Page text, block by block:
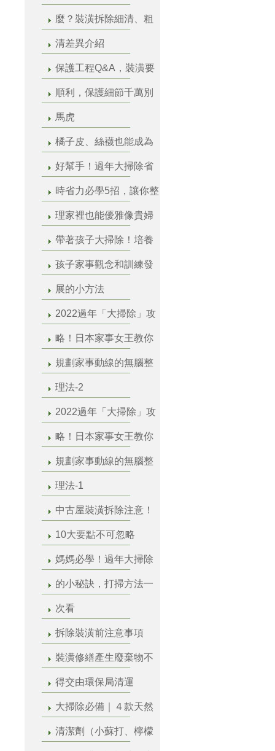
麼？裝潢拆除細清、粗
清差異介紹
保護工程Q&A，裝潢要
順利，保護細節千萬別
馬虎
橘子皮、絲襪也能成為
好幫手！過年大掃除省
時省力必學5招，讓你整
理家裡也能優雅像貴婦
帶著孩子大掃除！培養
孩子家事觀念和訓練發
展的小方法
2022過年「大掃除」攻
略！日本家事女王教你
規劃家事動線的無腦整
理法-2
2022過年「大掃除」攻
略！日本家事女王教你
規劃家事動線的無腦整
理法-1
中古屋裝潢拆除注意！
10大要點不可忽略
媽媽必學！過年大掃除
的小秘訣，打掃方法一
次看
拆除裝潢前注意事項
裝潢修繕產生廢棄物不
得交由環保局清運
大掃除必備｜４款天然
清潔劑（小蘇打、檸檬